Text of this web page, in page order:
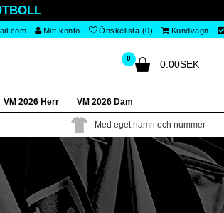
Mitt konto Önskelista (0) Kundvagn
0
0.00SEK
VM 2026 Herr VM 2026 Dam
Med eget namn och nummer